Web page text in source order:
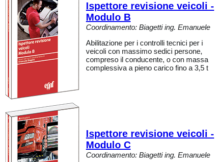
Ispettore revisione veicoli -
Modulo B
Coordinamento: Biagetti ing. Emanuele
Abilitazione per i controlli tecnici per i
veicoli con massimo sedici persone,
compreso il conducente, o con massa
complessiva a pieno carico fino a 3,5 t
Ispettore revisione veicoli -
Modulo C
Coordinamento: Biagetti ing. Emanuele